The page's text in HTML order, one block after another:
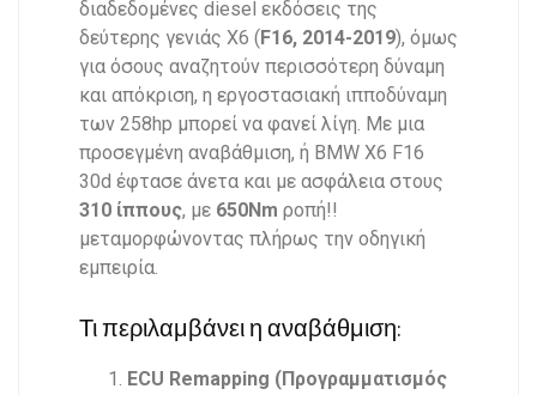
διαδεδομένες diesel εκδόσεις της
δεύτερης γενιάς X6 ( F16, 2014-2019), όμως
για όσους αναζητούν περισσότερη δύναμη
και απόκριση, η εργοστασιακή ιπποδύναμη
των 258hp μπορεί να φανεί λίγη. Με μια
προσεγμένη αναβάθμιση, ή BMW X6 F16
30d έφτασε άνετα και με ασφάλεια στους
31 0 ίππους, με 650Nm ροπή!!
μεταμορφώνοντας πλήρως την οδηγική
εμπειρία.
Τι περιλαμβάνει η αναβάθμιση:
ECU Remapping (Προγραμματισμός